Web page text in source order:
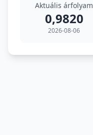
Aktuális árfolyam
0,9820
2026-08-06